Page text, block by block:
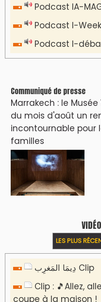
Podcast IA-
Podcast I-
Podcast I-
Communiqué de presse
Marrakech : le
du mois d'août un
incontournable pour
familles
LES PLUS
دِيمَا المَغرِب Clip
Clip : 🎵Allez,
coupe à la maison !